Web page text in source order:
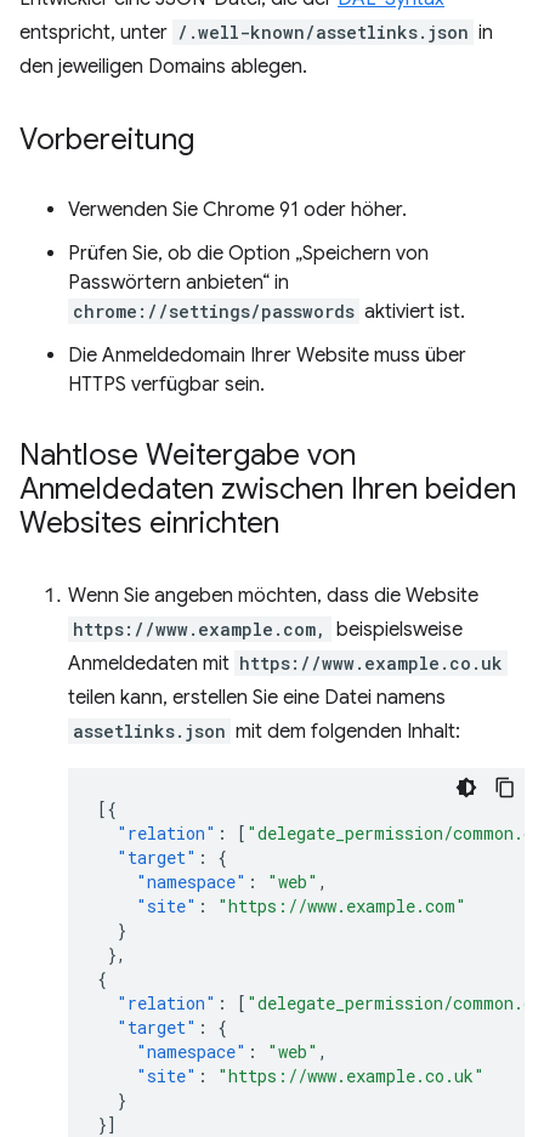
entspricht, unter /.well-known/assetlinks.json in
den jeweiligen Domains ablegen.
Vorbereitung
Verwenden Sie Chrome 91 oder höher.
Prüfen Sie, ob die Option „Speichern von
Passwörtern anbieten“ in
chrome://settings/passwords aktiviert ist.
Die Anmeldedomain Ihrer Website muss über
HTTPS verfügbar sein.
Nahtlose Weitergabe von
Anmeldedaten zwischen Ihren beiden
Websites einrichten
Wenn Sie angeben möchten, dass die Website
https://www.example.com,
beispielsweise
Anmeldedaten mit https://www.example.co.uk
teilen kann, erstellen Sie eine Datei namens
assetlinks.json mit dem folgenden Inhalt:
[{
"relation" : [ "delegate_permission/
"target" :
{
"namespace" : "web" ,
"site" :
"https://www.example.com"
}
},
{
"relation" : [ "delegate_permission/
"target" :
{
"namespace" : "web" ,
"site" :
"https://www.example.co.uk"
}
}]